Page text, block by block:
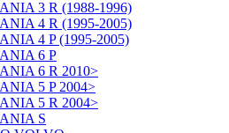
3 R (1988-1996)
4 R (1995-2005)
4 P (1995-2005)
6 P
6 R 2010>
5 P 2004>
5 R 2004>
S